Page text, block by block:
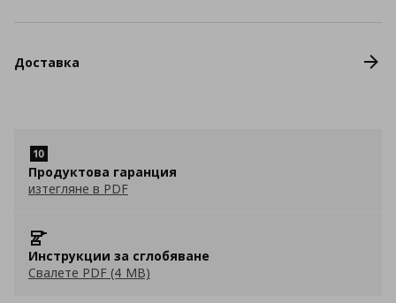
Доставка
Продуктова гаранция
изтегляне в PDF
Инструкции за сглобяване
Свалете PDF (4 MB)